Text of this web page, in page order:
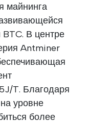
майнинга
BTC. В центре
Antminer
T. Благодаря
уровне
более